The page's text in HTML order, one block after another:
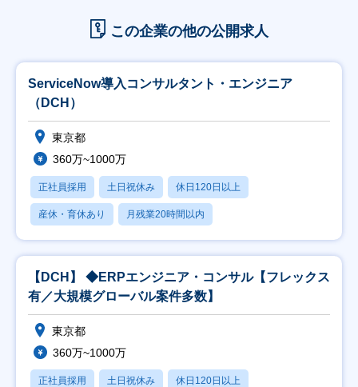
この企業の他の公開求人
ServiceNow導入コンサルタント・エンジニア
（DCH）
東京都
360万~1000万
正社員採用 土日祝休み 休日120日以上
産休・育休あり 月残業20時間以内
【DCH】 ◆ERPエンジニア・コンサル【フレックス
有／大規模グローバル案件多数】
東京都
360万~1000万
正社員採用 土日祝休み 休日120日以上